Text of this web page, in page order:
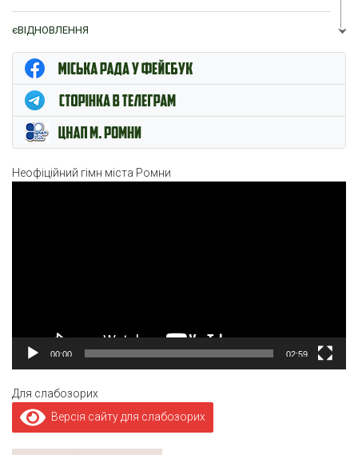
єВІДНОВЛЕННЯ
ЦНАП м. Ромни
Неофіційний гімн міста Ромни
00:00 02:59
Для слабозорих
Версія сайту для слабозорих